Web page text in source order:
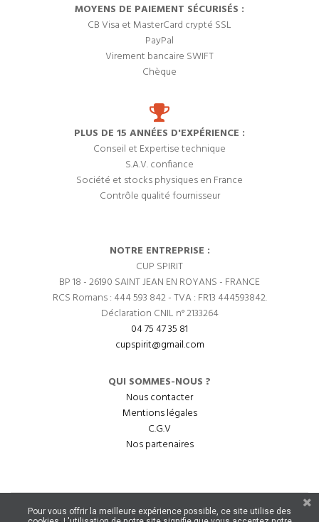
MOYENS DE PAIEMENT SÉCURISÉS :
CB Visa et MasterCard crypté SSL
PayPal
Virement bancaire SWIFT
Chèque
PLUS DE 15 ANNÉES D'EXPÉRIENCE :
Conseil et Expertise technique
S.A.V. confiance
Société et stocks physiques en France
Contrôle qualité fournisseur
NOTRE ENTREPRISE :
CUP SPIRIT
BP 18 - 26190 SAINT JEAN EN ROYANS - FRANCE
RCS Romans : 444 593 842 - TVA : FR13 444593842.
Déclaration CNIL n° 2133264
04 75 47 35 81
cupspirit@gmail.com
QUI SOMMES-NOUS ?
Nous contacter
Mentions légales
C.G.V
Nos partenaires
Pour vous offrir la meilleure expérience possible, ce site utilise des